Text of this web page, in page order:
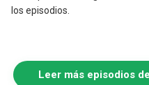
los episodios.
Leer más episodios